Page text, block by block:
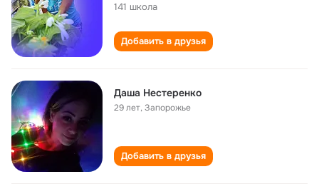
141 школа
Добавить в друзья
Даша Нестеренко
29 лет,Запорожье
Добавить в друзья